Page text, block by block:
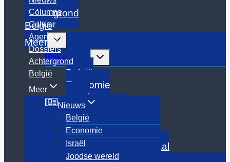
Columns
Cultuur
Agenda
Dossiers
Achtergrond
België
Meer
Nieuws
België
Economie
Israël
Joodse wereld
Achtergrond
België
Meer
Toggle
Nieuws
Toggle
België
Economie
Israël
Joodse wereld
Religie
Sport
Wetenschap en digitaal